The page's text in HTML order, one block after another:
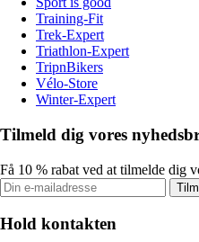
Training-Fit
Trek-Expert
Triathlon-Expert
TripnBikers
Vélo-Store
Winter-Expert
Tilmeld dig vores
Få 10 % rabat ved at tilmelde dig
Hold kontakten